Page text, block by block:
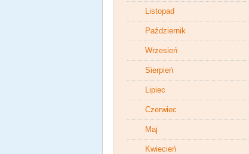
Listopad
Październik
Wrzesień
Sierpień
Lipiec
Czerwiec
Maj
Kwiecień